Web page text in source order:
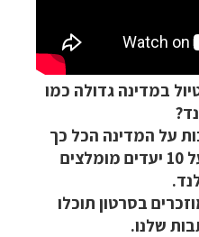
במדינה גדולה כמו
על המדינה הכל כך
יפה הזו, צפו בסרטון על 10 יעדים מומלצים
בסרטון תוכלו
שלנו.